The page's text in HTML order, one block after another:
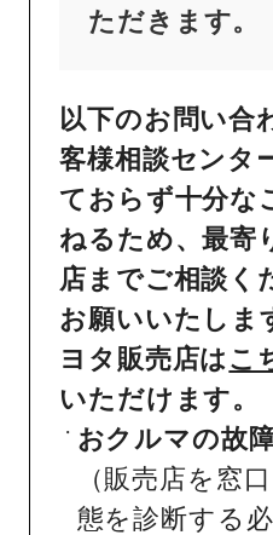
ただきます。
以下のお問い合
客様相談センタ
ておらず十分な
ねるため、最寄
店までご相談く
お願いいたしま
ヨタ販売店はこ
いただけます。
おクルマの故
（販売店を窓
態を診断する